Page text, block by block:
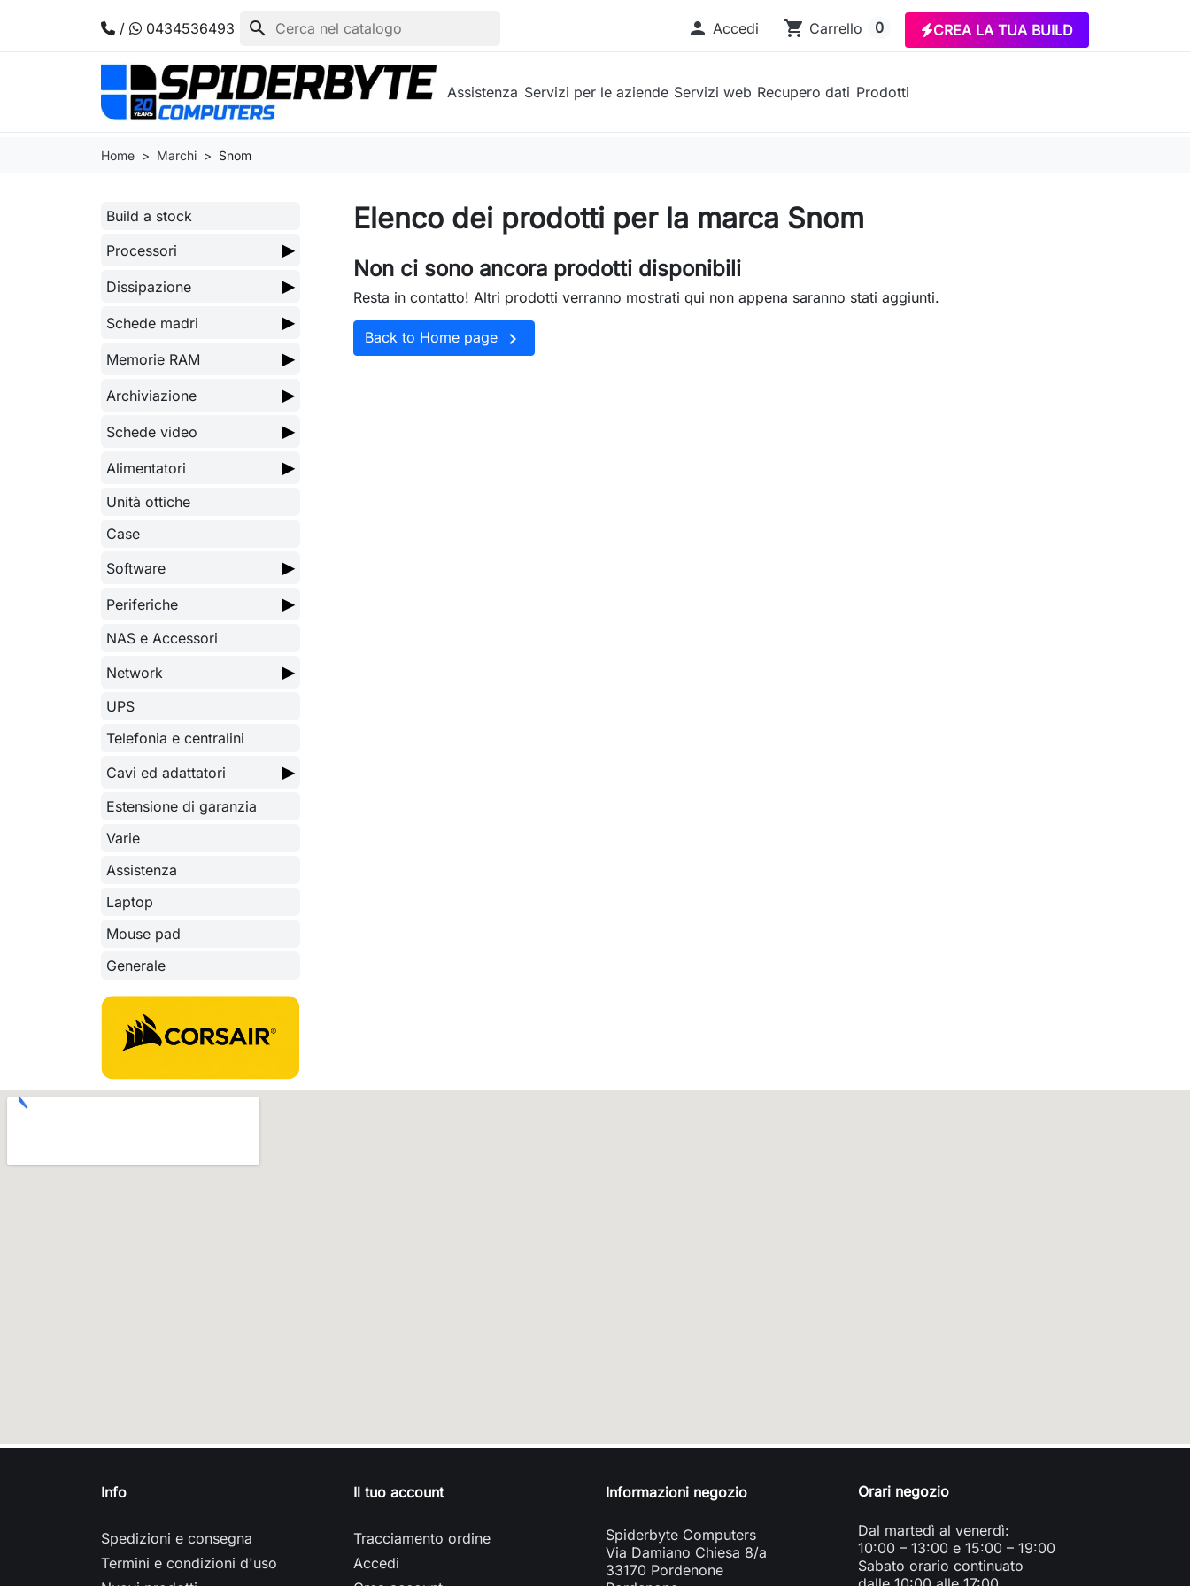
/ 0434536493 search  Accedi shopping_cart Carrello 0 CREA LA TUA BUILD
Assistenza Servizi per le aziende Servizi web Recupero dati Prodotti
Home Marchi Snom
Build a stock
Processori
▶
Dissipazione ▶
Schede madri ▶
Memorie RAM ▶
Archiviazione ▶
Schede video ▶
Alimentatori ▶
Unità ottiche
Case
Software
▶
Periferiche ▶
NAS e Accessori
Network
▶
UPS
Telefonia e centralini
Cavi ed adattatori
▶
Estensione di garanzia
Varie
Assistenza
Laptop
Mouse pad
Generale
Elenco dei prodotti per la marca Snom
Non ci sono ancora prodotti disponibili
Resta in contatto! Altri prodotti verranno mostrati qui non appena saranno stati aggiunti.
Back to Home page 
Info
Spedizioni e consegna
Termini e condizioni d'uso
Il tuo account
Tracciamento ordine
Accedi
Informazioni negozio
Spiderbyte Computers
Via Damiano Chiesa 8/a
33170 Pordenone
Orari negozio
Dal martedì al venerdì:
10:00 – 13:00 e 15:00 – 19:00
Sabato orario continuato